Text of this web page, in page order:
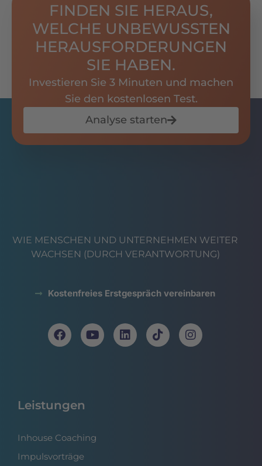
FINDEN SIE HERAUS,
WELCHE UNBEWUSSTEN
HERAUSFORDERUNGEN
SIE HABEN.
Investieren Sie 3 Minuten und machen
Sie den kostenlosen Test.
Analyse starten
WIE MENSCHEN UND UNTERNEHMEN WEITER
WACHSEN (DURCH VERANTWORTUNG)
Kostenfreies Erstgespräch vereinbaren
Leistungen
Inhouse Coaching
Impulsvorträge